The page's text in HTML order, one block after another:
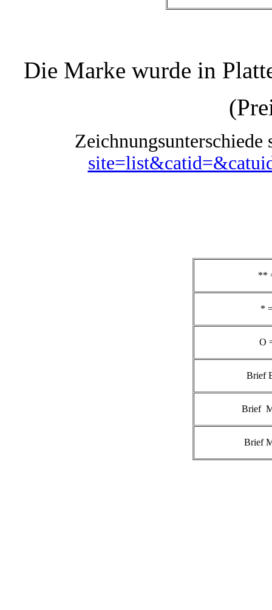
Die Marke wurde in
Zeichnungsunterschiede
**
*
O
Brief
Brief
Brief